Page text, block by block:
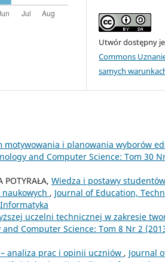
Utwór dostępny
Commons
samych
motywowania i planowania wyborów
and Computer Science: Tom 30
POTYRAŁA, Wiedza i postawy
, Journal of Education,
uczelni technicznej w zakresie
Computer Science: Tom 8 Nr 2
analiza prac i opinii uczniów , Journal